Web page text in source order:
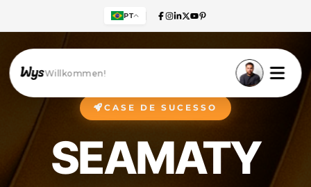
PT
Willkommen!
CASE DE SUCESSO
SEAMATY